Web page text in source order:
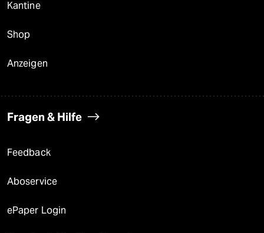
Kantine
Shop
Anzeigen
Fragen & Hilfe
Feedback
Aboservice
ePaper Login